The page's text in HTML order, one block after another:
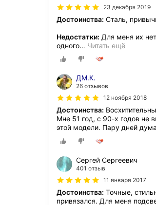
23 декабря 2019
Достоинства: Сталь,
Недостатки: Для меня их
одного… Читать ещё
ДМ.К.
26 отзывов
12 ноября 2018
Достоинства:
Мне 51 год, с 90-х годов не
этой модели. Пару дней
Сергей Сергеевич
401 отзыв
11 января 2017
Достоинства: Точные,
привязался. Для меня